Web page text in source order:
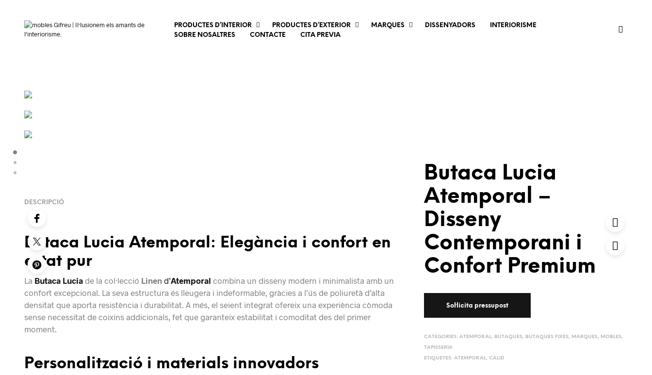
PRODUCTES D’INTERIOR PRODUCTES D’EXTERIOR MARQUES DISSENYADORS
INTERIORISME
SOBRE NOSALTRES
CONTACTE CITA PREVIA
Butaca Lucia
Atemporal –
Disseny
Contemporani i
Confort Premium
CATEGORIES: ATEMPORAL, BUTAQUES, BUTAQUES FIXES, MARQUES, MOBLES,
TAPISSERIA
ETIQUETES: ATEMPORAL, CÀLID
DESCRIPCIÓ
Butaca Lucia Atemporal: Elegància i confort en
estat pur
La Butaca Lucia de la col·lecció Linen d’Atemporal combina un disseny modern i minimalista amb un
confort excepcional. La seva estructura és lleugera i indeformable, gràcies a l’ús de poliuretà d’alta
densitat que aporta resistència i durabilitat. A més, el seient integrat ofereix una experiència còmoda
sense necessitat de coixins addicionals, fet que garanteix estabilitat i comoditat des del primer
moment.
Personalització i materials innovadors